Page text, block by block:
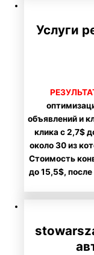
Услуги
объявлений и
клика с 2,7$
около 30 из
Стоимость
до 15,5$,